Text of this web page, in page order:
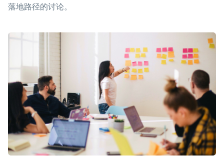
落地路径的讨论。